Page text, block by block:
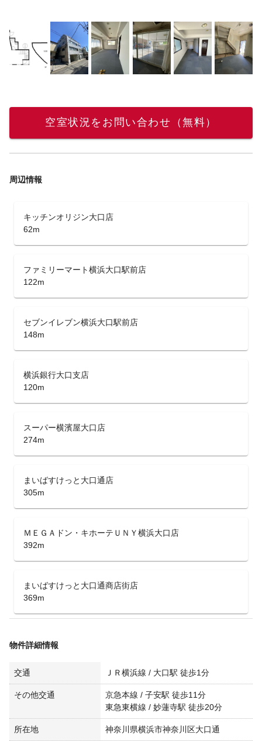
空室状況をお問い合わせ（無料）
周辺情報
キッチンオリジン大口店
62m
ファミリーマート横浜大口駅前店
122m
セブンイレブン横浜大口駅前店
148m
横浜銀行大口支店
120m
スーパー横濱屋大口店
274m
まいばすけっと大口通店
305m
ＭＥＧＡドン・キホーテＵＮＹ横浜大口店
392m
まいばすけっと大口通商店街店
369m
物件詳細情報
交通 ＪＲ横浜線 / 大口駅 徒歩1分
その他交通
京急本線 / 子安駅 徒歩11分
東急東横線 / 妙蓮寺駅 徒歩20分
所在地 神奈川県横浜市神奈川区大口通